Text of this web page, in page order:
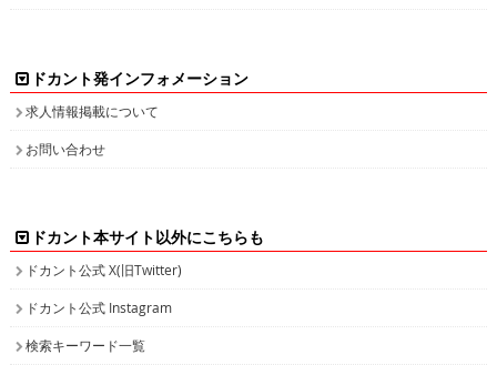
ドカント発インフォメーション
求人情報掲載について
お問い合わせ
ドカント本サイト以外にこちらも
ドカント公式 X(旧Twitter)
ドカント公式 Instagram
検索キーワード一覧